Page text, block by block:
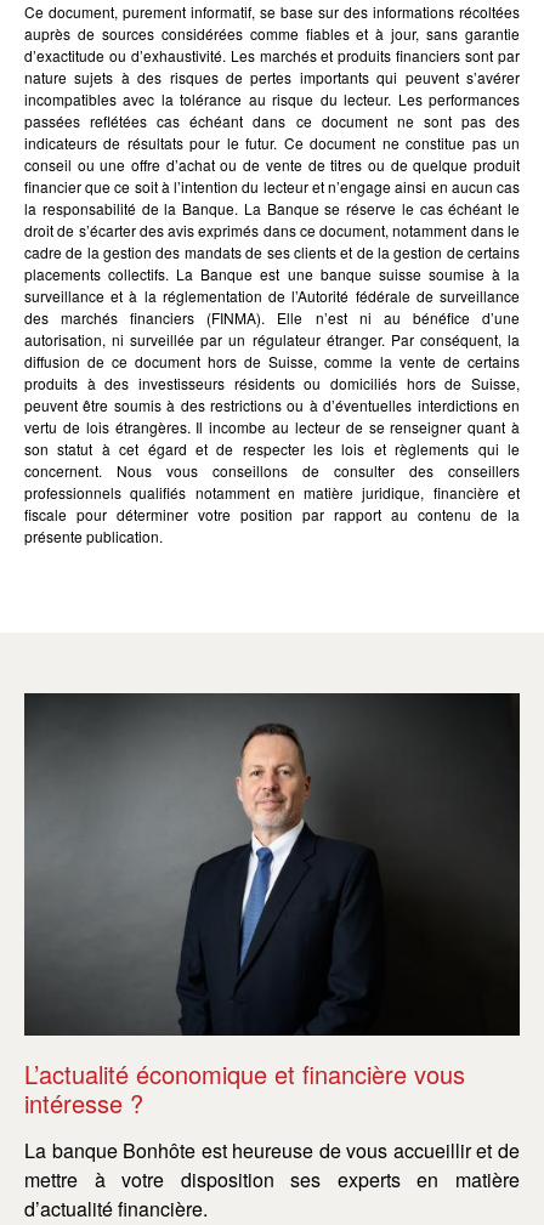
Ce document, purement informatif, se base sur des informations récoltées
auprès de sources considérées comme fiables et à jour, sans garantie
d’exactitude ou d’exhaustivité. Les marchés et produits financiers sont par
nature sujets à des risques de pertes importants qui peuvent s’avérer
incompatibles avec la tolérance au risque du lecteur. Les performances
passées reflétées cas échéant dans ce document ne sont pas des
indicateurs de résultats pour le futur. Ce document ne constitue pas un
conseil ou une offre d’achat ou de vente de titres ou de quelque produit
financier que ce soit à l’intention du lecteur et n’engage ainsi en aucun cas
la responsabilité de la Banque. La Banque se réserve le cas échéant le
droit de s’écarter des avis exprimés dans ce document, notamment dans le
cadre de la gestion des mandats de ses clients et de la gestion de certains
placements collectifs. La Banque est une banque suisse soumise à la
surveillance et à la réglementation de l’Autorité fédérale de surveillance
des marchés financiers (FINMA). Elle n’est ni au bénéfice d’une
autorisation, ni surveillée par un régulateur étranger. Par conséquent, la
diffusion de ce document hors de Suisse, comme la vente de certains
produits à des investisseurs résidents ou domiciliés hors de Suisse,
peuvent être soumis à des restrictions ou à d’éventuelles interdictions en
vertu de lois étrangères. Il incombe au lecteur de se renseigner quant à
son statut à cet égard et de respecter les lois et règlements qui le
concernent. Nous vous conseillons de consulter des conseillers
professionnels qualifiés notamment en matière juridique, financière et
fiscale pour déterminer votre position par rapport au contenu de la
présente publication.
L’actualité économique et financière vous
intéresse ?
La banque Bonhôte est heureuse de vous accueillir et de
mettre à votre disposition ses experts en matière
d’actualité financière.